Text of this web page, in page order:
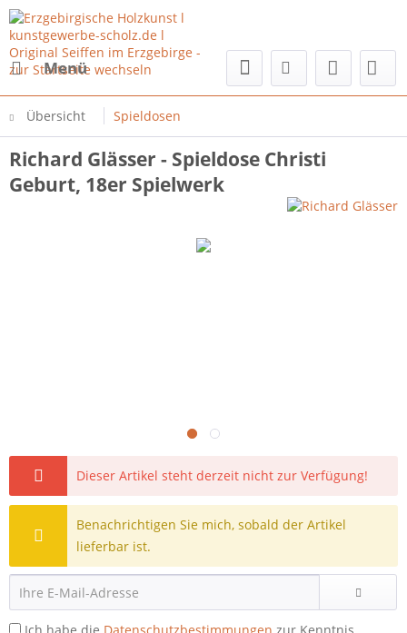
Menü
Übersicht Spieldosen
Richard Glässer - Spieldose Christi
Geburt, 18er Spielwerk
Dieser Artikel steht derzeit nicht zur Verfügung!
Benachrichtigen Sie mich, sobald der Artikel
lieferbar ist.